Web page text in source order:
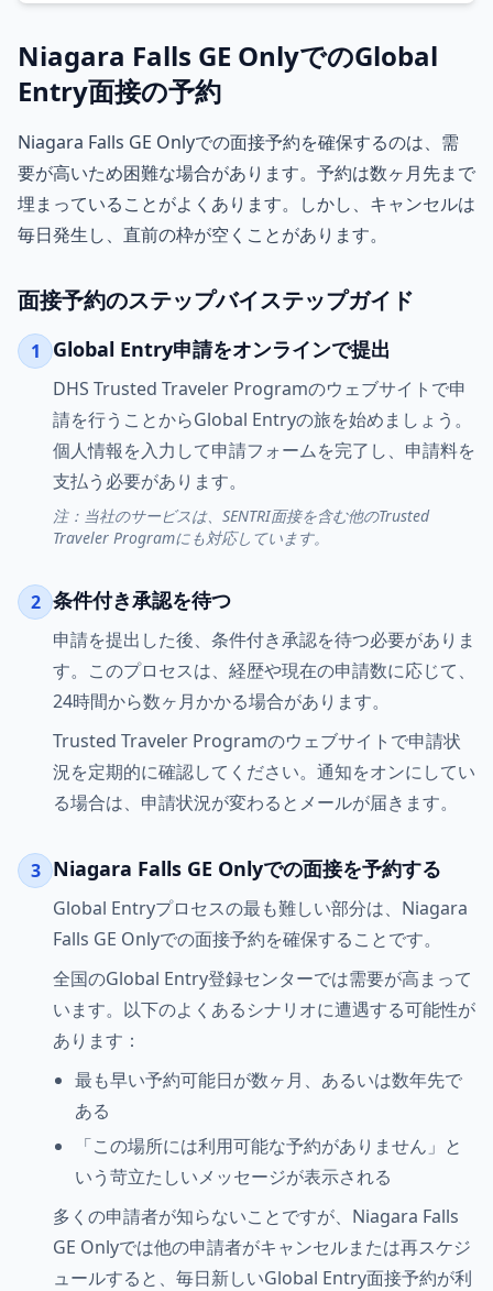
Niagara Falls GE OnlyでのGlobal
Entry面接の予約
Niagara Falls GE Onlyでの面接予約を確保するのは、需
要が高いため困難な場合があります。予約は数ヶ月先まで
埋まっていることがよくあります。しかし、キャンセルは
毎日発生し、直前の枠が空くことがあります。
面接予約のステップバイステップガイド
1 Global Entry申請をオンラインで提出
DHS Trusted Traveler Programのウェブサイトで申
請を行うことからGlobal Entryの旅を始めましょう。
個人情報を入力して申請フォームを完了し、申請料を
支払う必要があります。
注：当社のサービスは、SENTRI面接を含む他のTrusted
Traveler Programにも対応しています。
2 条件付き承認を待つ
申請を提出した後、条件付き承認を待つ必要がありま
す。このプロセスは、経歴や現在の申請数に応じて、
24時間から数ヶ月かかる場合があります。
Trusted Traveler Programのウェブサイトで申請状
況を定期的に確認してください。通知をオンにしてい
る場合は、申請状況が変わるとメールが届きます。
3 Niagara Falls GE Onlyでの面接を予約する
Global Entryプロセスの最も難しい部分は、Niagara
Falls GE Onlyでの面接予約を確保することです。
全国のGlobal Entry登録センターでは需要が高まって
います。以下のよくあるシナリオに遭遇する可能性が
あります：
最も早い予約可能日が数ヶ月、あるいは数年先で
ある
「この場所には利用可能な予約がありません」と
いう苛立たしいメッセージが表示される
多くの申請者が知らないことですが、Niagara Falls
GE Onlyでは他の申請者がキャンセルまたは再スケジ
ュールすると、毎日新しいGlobal Entry面接予約が利